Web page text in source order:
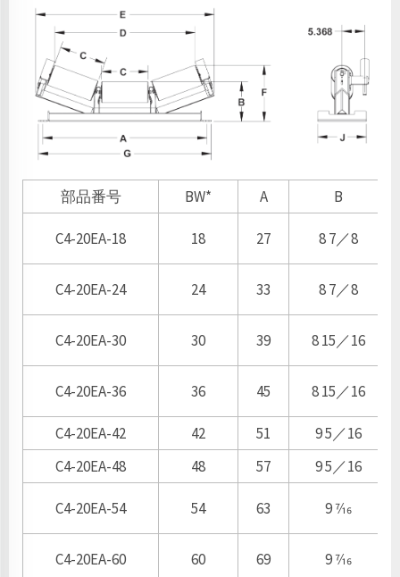
部品番号 BW* A B
C4-20EA-18 18 27 8 7／8
C4-20EA-24 24 33 8 7／8
C4-20EA-30 30 39 8 15／16
C4-20EA-36 36 45 8 15／16
C4-20EA-42 42 51
9 5／16
C4-20EA-48
48 57 9 5／16
C4-20EA-54 54 63 9 7⁄16
C4-20EA-60 60 69 9 7⁄16